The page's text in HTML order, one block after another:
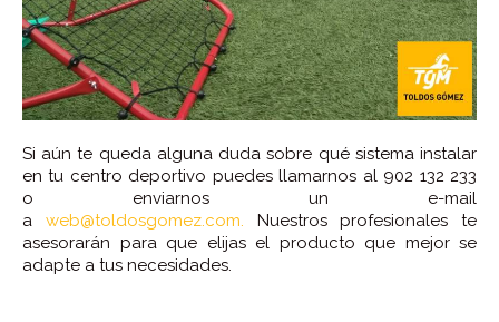
Si aún te queda alguna duda sobre qué sistema instalar
en tu centro deportivo puedes llamarnos al 902 132 233
o enviarnos un e-mail
a web@toldosgomez.com. Nuestros profesionales te
asesorarán para que elijas el producto que mejor se
adapte a tus necesidades.